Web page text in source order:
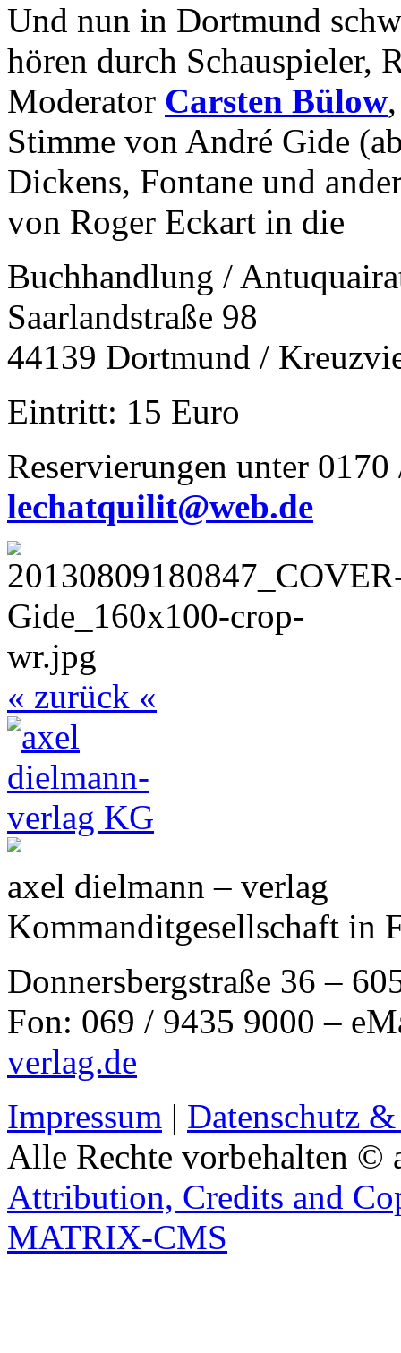
Und nun in Dortmund
hören durch Schauspieler,
Moderator Carsten Bülow
Stimme von André Gide
Dickens, Fontane und
von Roger Eckart in die
Buchhandlung /
Saarlandstraße 98
44139 Dortmund /
Eintritt: 15 Euro
Reservierungen unter
lechatquilit@web.de
« zurück «
axel dielmann – verlag
Kommanditgesellschaft in
Donnersbergstraße 36 –
Fon: 069 / 9435 9000 –
verlag.de
Impressum | Datenschutz
Alle Rechte vorbehalten ©
Attribution, Credits and
MATRIX-CMS